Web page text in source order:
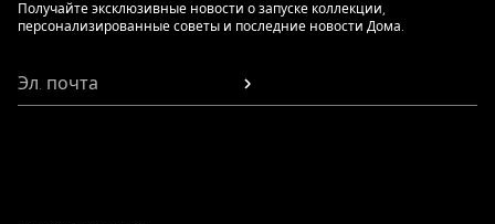
Получайте эксклюзивные новости о запуске коллекции,
персонализированные советы и последние новости Дома.
Эл. почта